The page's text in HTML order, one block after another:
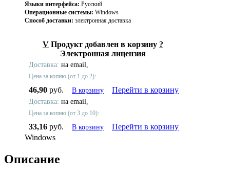
Языки интерфейса: Русский
Операционные системы: Windows
Способ доставки: электронная доставка
V Продукт добавлен в корзину ?
Электронная лицензия
Доставка: на email,
Цена за копию (от 1 до 2):
46,90 руб. В корзину Перейти в корзину
Доставка: на email,
Цена за копию (от 3 до 10):
33,16 руб. В корзину
Перейти в корзину
Windows
Описание